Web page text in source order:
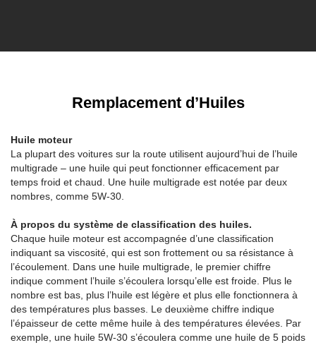
Remplacement d’Huiles
Huile moteur
La plupart des voitures sur la route utilisent aujourd’hui de l’huile
multigrade – une huile qui peut fonctionner efficacement par
temps froid et chaud. Une huile multigrade est notée par deux
nombres, comme 5W-30.
À propos du système de classification des huiles.
Chaque huile moteur est accompagnée d’une classification
indiquant sa viscosité, qui est son frottement ou sa résistance à
l’écoulement. Dans une huile multigrade, le premier chiffre
indique comment l’huile s’écoulera lorsqu’elle est froide. Plus le
nombre est bas, plus l’huile est légère et plus elle fonctionnera à
des températures plus basses. Le deuxième chiffre indique
l’épaisseur de cette même huile à des températures élevées. Par
exemple, une huile 5W-30 s’écoulera comme une huile de 5 poids